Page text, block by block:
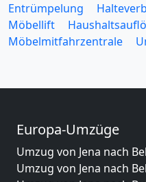
Entrümpelung
Möbellift
Möbelmitfahrzentrale
Europa-Umzüge
Umzug von Jena nach
Umzug von Jena nach